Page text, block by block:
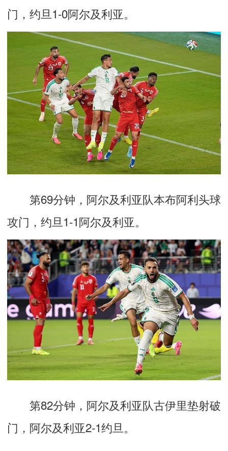
门，约旦1-0阿尔及利亚。
第69分钟，阿尔及利亚队本布阿利头球
攻门，约旦1-1阿尔及利亚。
第82分钟，阿尔及利亚队古伊里垫射破
门，阿尔及利亚2-1约旦。